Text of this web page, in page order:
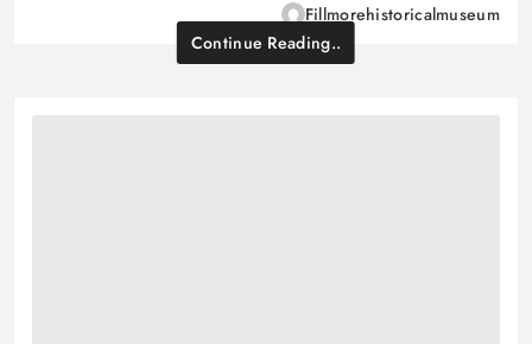
Fillmorehistoricalmuseum
Continue Reading..